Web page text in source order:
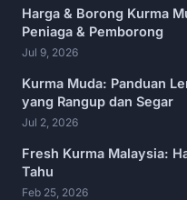
Harga & Borong Kurma
Peniaga & Pemborong
Jul 9, 2026
Kurma Muda: Panduan
yang Rangup dan Segar
Jul 2, 2026
Fresh Kurma Malaysia:
Tahu
Feb 25, 2026